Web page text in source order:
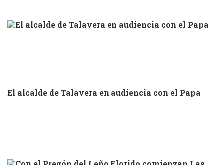
El alcalde de Talavera en audiencia con el Papa